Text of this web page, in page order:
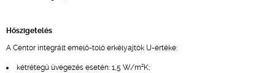
Hőszigetelés
A Centor integrált emelő-toló erkélyajtók U-értéke:
kétrétegű üvegezés esetén: 1,5 W/m2 K;